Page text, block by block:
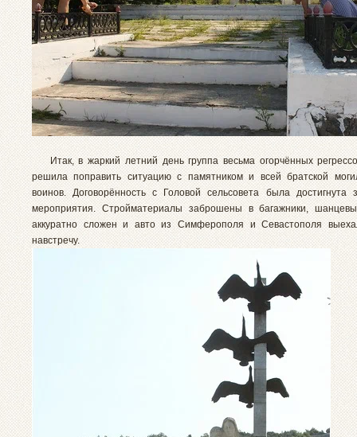
Итак, в жаркий летний день группа весьма огорчённых
решила поправить ситуацию с памятником и всей братской
воинов. Договорённость с Головой сельсовета была
мероприятия. Стройматериалы заброшены в багажники,
аккуратно сложен и авто из Симферополя и Севастополя
навстречу.